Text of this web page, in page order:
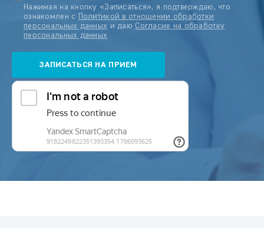
Нажимая на кнопку «Записаться», я подтверждаю, что
ознакомлен с
Политикой в отношении обработки
персональных данных и даю Согласие на обработку
персональных данных